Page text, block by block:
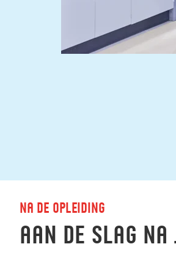
Na de opleiding
Aan de slag